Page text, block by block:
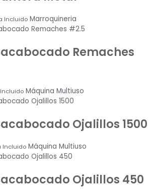
Incluido Marroquineria
Remaches
Máquina Multiuso
Ojalillos 1500
Incluido Máquina Multiuso
Ojalillos 450